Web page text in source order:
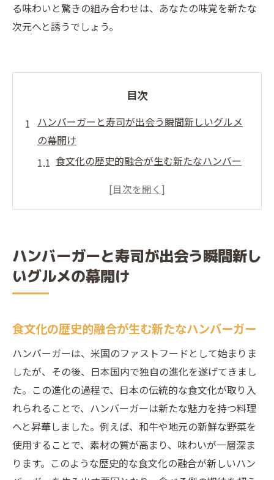
る味わいと驚きの組み合わせは、あなたの味覚を新たな
次元へと誘うでしょう。
目次
ハンバーガーと寿司が出会う瞬間新しいグルメ
の幕開け
食文化の歴史的融合が生む新たなハンバー
寿司の伝統技とハンバーガーの革新性が交
食材の選び方が決める新感覚ハンバーガー
寿司
グローバルな視点から見る寿司とハンバー
ガーの未来
寿司とハンバーガーの異文化融合新たな味覚の
発見
異文化融合がもたらす新しいハンバーガー
の形
寿司ネタを活かした革新的なハンバーガー
ハンバーガー寿司の味わいを引き立てる調
ハンバーガーと寿司が出会う瞬間新し
いグルメの幕開け
食文化の歴史的融合が生む新たなハンバーガー
ハンバーガーは、米国のファストフードとして始まりま
したが、その後、日本国内で独自の進化を遂げてきまし
た。この進化の過程で、日本の伝統的な食文化が取り入
れられることで、ハンバーガーは新たな魅力を持つ料理
へと昇華しました。例えば、和牛や地元の新鮮な野菜を
使用することで、素材の質が高まり、味わいが一層深ま
ります。このような歴史的な食文化の融合が新しいハン